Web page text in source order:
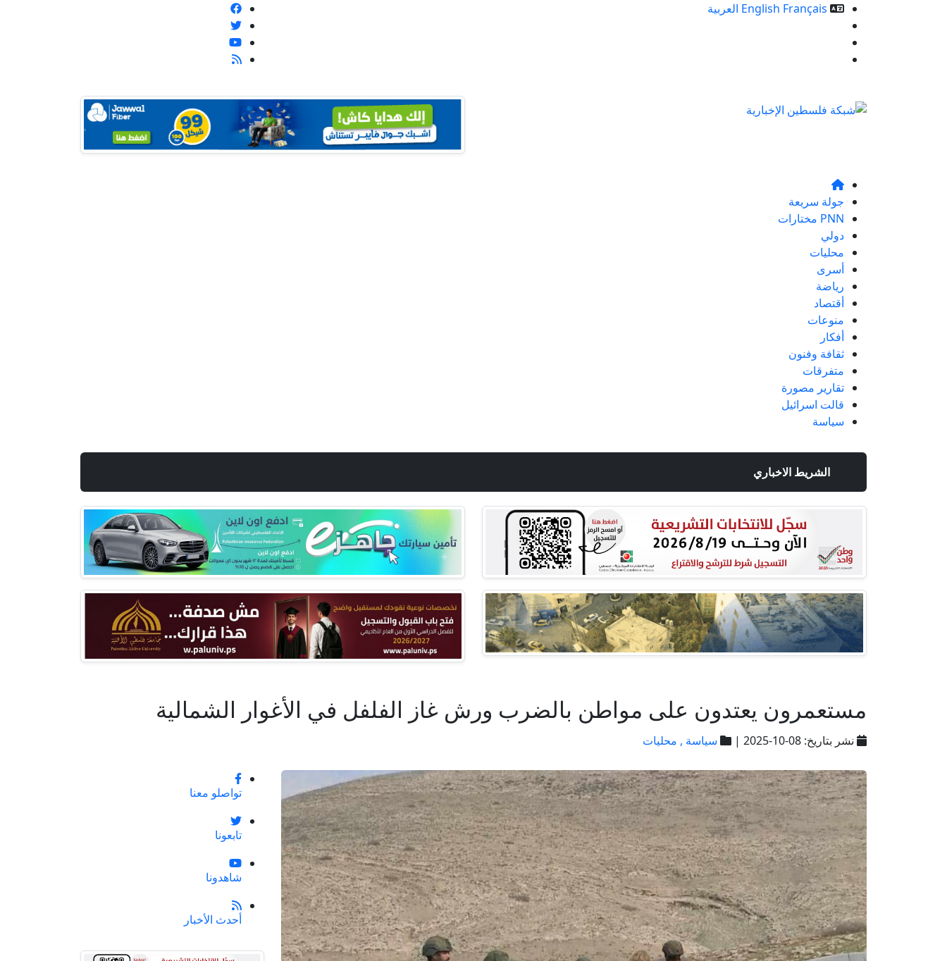
English Français
العربية
جولة سريعة
PNN مختارات
دولي
محليات
أسرى
رياضة
أقتصاد
منوعات
أفكار
ثقافة وفنون
متفرقات
تقارير مصورة
قالت اسرائيل
سياسة
الشريط الاخباري
مستعمرون يعتدون على مواطن بالضرب ورش غاز الفلفل في الأغوار الشمالية
نشر بتاريخ: 08-10-2025 | سياسة , محليات
تواصلو معنا
تابعونا
شاهدونا
أحدث الأخبار